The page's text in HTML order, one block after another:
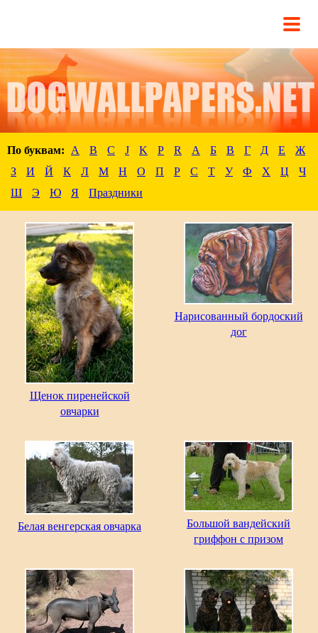
По буквам: A B C J K P R А Б В Г Д Е
Ж
З
И Й К Л М Н О П Р С Т У Ф Х Ц
Ч
Ш
Э Ю Я Праздники
Щенок пиренейской
овчарки
Нарисованный бордоский
дог
Белая венгерская овчарка
Большой вандейский
гриффон с призом